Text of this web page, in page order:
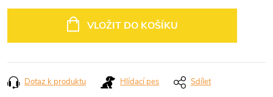
VLOŽIT DO KOŠÍKU
Dotaz k produktu Hlídací pes Sdílet